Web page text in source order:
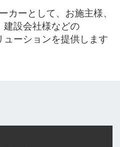
カーとして、お施主様、
建設会社様などの
ーションを提供します